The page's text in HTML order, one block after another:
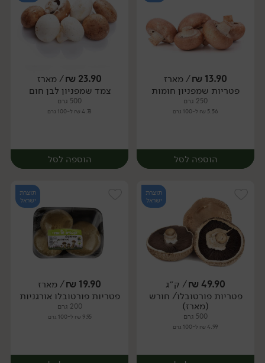
יח׳ יח׳
13.90
₪/ מארז
פטריות שמפניון חומות
250 גרם
5.56 ₪ ל-100 גרם
הוספה לסל
מארז
23.90
₪/ מארז
צמד שמפניון לבן חום
500 גרם
4.78 ₪ ל-100 גרם
הוספה לסל
מארז
תוצרת
ישראל
49.90
₪/ ק״ג
פטריות פורטובלו/ חורש
(מארז)
500 גרם
4.99 ₪ ל-100 גרם
תוצרת
ישראל
19.90
₪/ מארז
פטריות פורטובלו אורגניות
200 גרם
9.95 ₪ ל-100 גרם